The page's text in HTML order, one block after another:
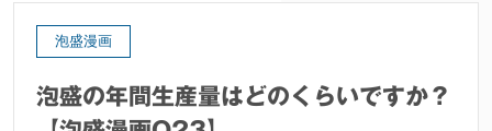
泡盛漫画
泡盛の年間生産量はどのくらいですか？